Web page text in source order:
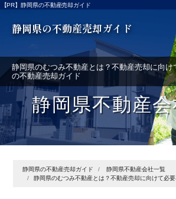
【PR】静岡県の不動産売却ガイド
静岡県の不動産売却ガイド
静岡県のむつみ不動産とは？不動産売却に向
の不動産売却ガイド
静岡県不動産
静岡県の不動産売却ガイド
静岡県不動産会社一覧
静岡県のむつみ不動産とは？不動産売却に向けて必